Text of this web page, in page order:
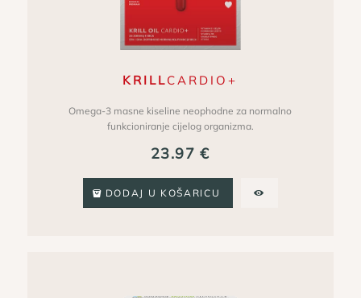
KRILLCARDIO+
Omega-3 masne kiseline neophodne za normalno
funkcioniranje cijelog organizma.
23.97€
DODAJ U KOŠARICU